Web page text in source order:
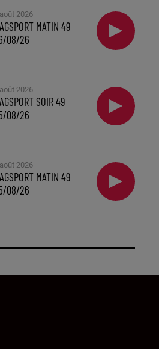
2026
MATIN 49
08/26
2026
SOIR 49
08/26
2026
MATIN 49
08/26